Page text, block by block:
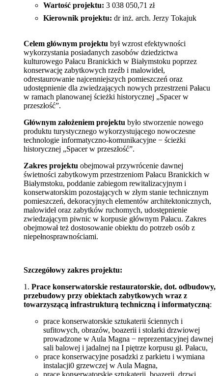
Wartość projektu: 3 038 050,71 zł
Kierownik projektu: dr inż. arch. Jerzy Tokajuk
Celem głównym projektu był wzrost efektywności
wykorzystania posiadanych zasobów dziedzictwa
kulturowego Pałacu Branickich w Białymstoku poprzez
konserwację zabytkowych rzeźb i malowideł,
odrestaurowanie najcenniejszych pomieszczeń oraz
udostępnienie dla zwiedzających nowych przestrzeni Pałacu
w ramach planowanej ścieżki historycznej „Spacer w
przeszłość”.
Głównym założeniem projektu było stworzenie nowego
produktu turystycznego wykorzystującego nowoczesne
technologie informatyczno-komunikacyjne − ścieżki
historycznej „Spacer w przeszłość”.
Zakres projektu obejmował przywrócenie dawnej
świetności zabytkowym przestrzeniom Pałacu Branickich w
Białymstoku, poddanie zabiegom rewitalizacyjnym i
konserwatorskim pozostających w złym stanie technicznym
pomieszczeń, dekoracyjnych elementów architektonicznych,
malowideł oraz zabytków ruchomych, udostępnienie
zwiedzającym piwnic w korpusie głównym Pałacu. Zakres
obejmował też dostosowanie obiektu do potrzeb osób z
niepełnosprawnościami.
Szczegółowy zakres projektu:
1. Prace konserwatorskie restauratorskie, dot. odbudowy,
przebudowy przy obiektach zabytkowych wraz z
towarzyszącą infrastrukturą techniczną i informatyczną:
prace konserwatorskie sztukaterii ściennych i
sufitowych, obrazów, boazerii i stolarki drzwiowej
prowadzone w Aula Magna − reprezentacyjnej dawnej
sali balowej i jadalnej na I piętrze korpusu gł. Pałacu,
prace konserwacyjne posadzki z parkietu i wymiana
instalacji0 grzewczej w Aula Magna,
prace konserwatorskie sztukaterii, boazerii, drzwi,